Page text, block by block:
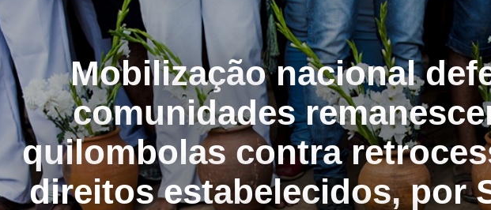
Mobilização nacional
comunidades
quilombolas contra
direitos estabelecidos, por